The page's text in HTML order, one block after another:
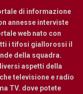
di informazione
annesse interviste
web nato con
i tifosi giallorossi il
della squadra.
aspetti della
televisione e radio
TV. dove potete